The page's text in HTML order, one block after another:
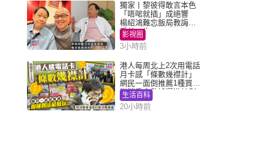
獨家丨黎彼得敢言本色
「唔啱就插」成絕響
楊紹鴻難忘飯局教誨：
受益一生
影視圈
3小時前
港人每周北上2次用電話
月卡感「條數幾襟計」
網民一面倒推薦1種買法
附消委會數據漫遊計劃
消費提示
生活百科
20小時前